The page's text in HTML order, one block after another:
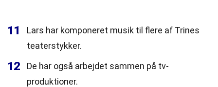
11
Lars har komponeret musik til flere af Trines
teaterstykker.
12
De har også arbejdet sammen på tv-
produktioner.